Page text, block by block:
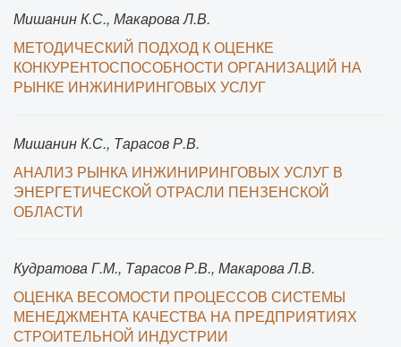
Мишанин К.С., Макарова Л.В.
МЕТОДИЧЕСКИЙ ПОДХОД К ОЦЕНКЕ
КОНКУРЕНТОСПОСОБНОСТИ ОРГАНИЗАЦИЙ НА
РЫНКЕ ИНЖИНИРИНГОВЫХ УСЛУГ
Мишанин К.С., Тарасов Р.В.
АНАЛИЗ РЫНКА ИНЖИНИРИНГОВЫХ УСЛУГ В
ЭНЕРГЕТИЧЕСКОЙ ОТРАСЛИ ПЕНЗЕНСКОЙ
ОБЛАСТИ
Кудратова Г.М., Тарасов Р.В., Макарова Л.В.
ОЦЕНКА ВЕСОМОСТИ ПРОЦЕССОВ СИСТЕМЫ
МЕНЕДЖМЕНТА КАЧЕСТВА НА ПРЕДПРИЯТИЯХ
СТРОИТЕЛЬНОЙ ИНДУСТРИИ